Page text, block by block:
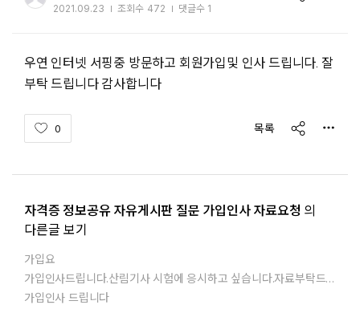
2021.09.23 조회수 472 댓글수 1
우연 인터넷 서핑중 방문하고 회원가입및 인사 드립니다. 잘
부탁 드립니다 감사합니다
0 목록 share
자격증 정보공유 자유게시판 질문 가입인사 자료요청 의
다른글 보기
가입요
가입인사드립니다.산림기사 시험에 응시하고 싶습니다.자료부탁드립니다.밖에는 가을비가 촉촉히 내리고 있습니다.모두 건강관리 잘하셔으면 좋겠습니다.
가입인사 드립니다